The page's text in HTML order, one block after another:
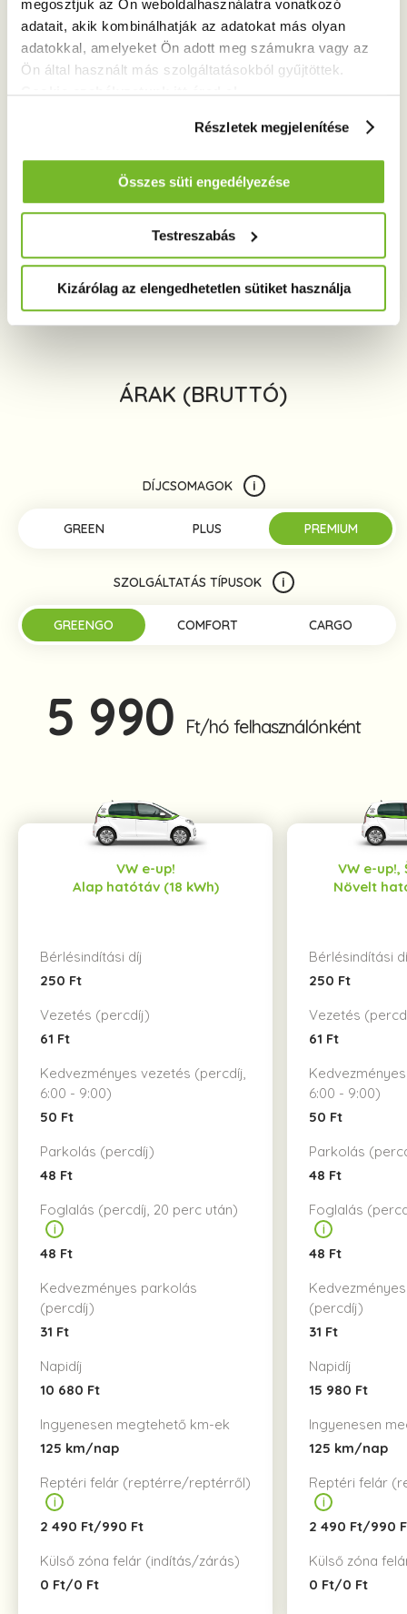
megosztjuk az Ön weboldalhasználatra vonatkozó
adatait, akik kombinálhatják az adatokat más olyan
adatokkal, amelyeket Ön adott meg számukra vagy az
Ön által használt más szolgáltatásokból gyűjtöttek.
Cookie szabályzatunk itt éred el.
Részletek megjelenítése
Összes süti engedélyezése
Testreszabás
Kizárólag az elengedhetetlen sütiket használja
ÉRDEKEL
ÁRAK (BRUTTÓ)
DÍJCSOMAGOK i
GREEN PLUS PREMIUM
SZOLGÁLTATÁS TÍPUSOK i
GREENGO COMFORT CARGO
5 990 Ft/hó felhasználónként
VW e-up!
Alap hatótáv (18 kWh)
Bérlésindítási díj
250 Ft
Vezetés (percdíj)
61 Ft
Kedvezményes vezetés (percdíj,
6:00 - 9:00)
50 Ft
Parkolás (percdíj)
48 Ft
Foglalás (percdíj, 20 perc után)
48 Ft
Kedvezményes parkolás
(percdíj)
31 Ft
Napidíj
10 680 Ft
Ingyenesen megtehető km-ek
125 km/nap
Reptéri felár (reptérre/reptérről)
2 490 Ft/990 Ft
Külső zóna felár (indítás/zárás)
0 Ft/0 Ft
VW e-
Növelt
Bérlésindítási
250 Ft
Vezetés
61 Ft
6:00 - 9:00)
50 Ft
Parkolás
48 Ft
Foglalás
48 Ft
(percdíj)
31 Ft
Napidíj
15 980 Ft
Ingyenesen
125 km/nap
Reptéri felár
2 490 Ft/990
Külső zóna
0 Ft/0 Ft